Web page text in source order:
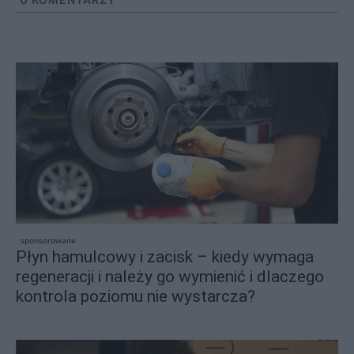
sponsorowane
Płyn hamulcowy i zacisk – kiedy wymaga
regeneracji i należy go wymienić i dlaczego
kontrola poziomu nie wystarcza?